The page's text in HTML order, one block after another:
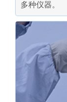
多种仪器。